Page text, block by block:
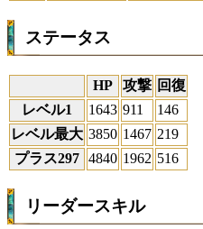
ステータス
HP 攻撃 回復
レベル1
1643 911
146
レベル最大 3850 1467 219
プラス297 4840 1962 516
リーダースキル